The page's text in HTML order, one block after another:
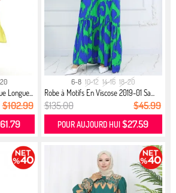
Longue...
$102.99
6-8 10-12 14-16 18-20
Robe à Motifs En Viscose 2019-01 Sa...
$135.00 $45.99
POUR AUJOURD HUI$27.59